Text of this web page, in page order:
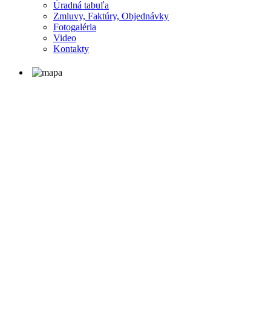
Úradná tabuľa
Zmluvy, Faktúry, Objednávky
Fotogaléria
Video
Kontakty